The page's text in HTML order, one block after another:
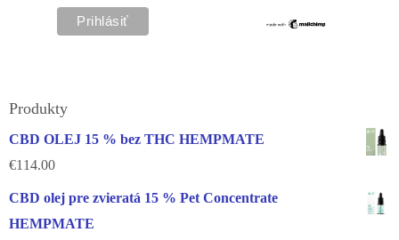
Produkty
CBD OLEJ 15 % bez THC HEMPMATE
€114.00
CBD olej pre zvieratá 15 % Pet Concentrate
HEMPMATE